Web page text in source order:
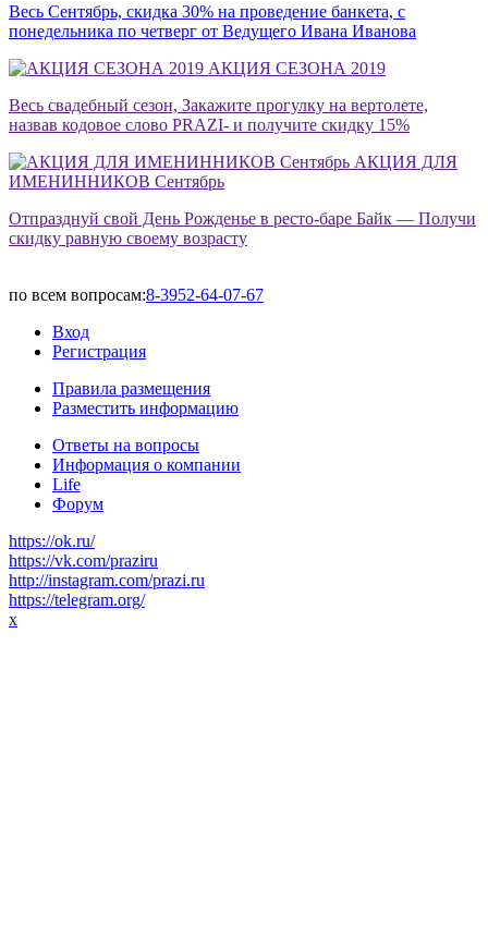
Весь Сентябрь, скидка 30% на проведение банкета, с
понедельника по четверг от Ведущего Ивана Иванова
АКЦИЯ СЕЗОНА 2019
Весь свадебный сезон, Закажите прогулку на вертолете,
назвав кодовое слово PRAZI- и получите скидку 15%
АКЦИЯ ДЛЯ
ИМЕНИННИКОВ Сентябрь
Отпразднуй свой День Рожденье в ресто-баре Байк — Получи
скидку равную своему возрасту
по всем вопросам:8-3952-64-07-67
Вход
Регистрация
Правила размещения
Разместить информацию
Ответы на вопросы
Информация о компании
Life
Форум
https://ok.ru/
https://vk.com/praziru
http://instagram.com/prazi.ru
https://telegram.org/
x